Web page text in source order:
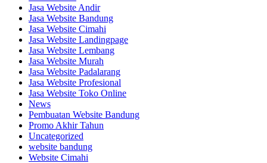
Jasa Website Andir
Jasa Website Bandung
Jasa Website Cimahi
Jasa Website Landingpage
Jasa Website Lembang
Jasa Website Murah
Jasa Website Padalarang
Jasa Website Profesional
Jasa Website Toko Online
News
Pembuatan Website Bandung
Promo Akhir Tahun
Uncategorized
website bandung
Website Cimahi